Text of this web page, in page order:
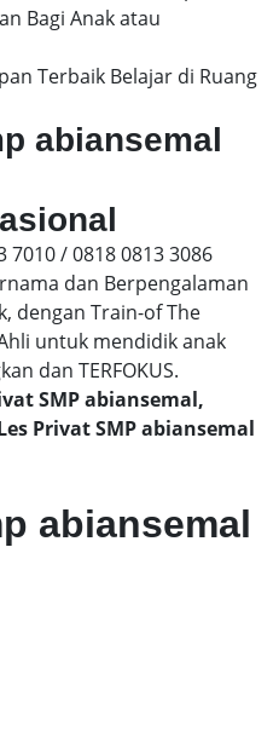
Bagi Anak atau
Terbaik Belajar di Ruang
abiansemal
7010 / 0818 0813 3086
dan Berpengalaman
dengan Train-of The
untuk mendidik anak
dan TERFOKUS.
SMP abiansemal,
Privat SMP abiansemal
abiansemal